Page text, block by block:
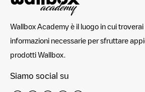
Wallbox Academy è il luogo in cui
informazioni necessarie per sfruttare
prodotti Wallbox.
Siamo social su